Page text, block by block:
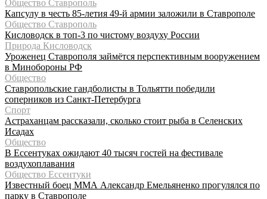
Общество Ставрополь
Капсулу в честь 85-летия 49-й армии заложили в Ставрополе
Общество Ставрополь
Кисловодск в топ-3 по чистому воздуху России
Природа Кисловодск
Уроженец Ставрополя займётся перспективным вооружением
в Минобороны РФ
Общество
Ставропольские гандболисты в Тольятти победили
соперников из Санкт-Петербурга
Спорт
Астраханцам рассказали, сколько стоит рыба в Селенских
Исадах
Общество
В Ессентуках ожидают 40 тысяч гостей на фестивале
воздухоплавания
Общество Ессентуки
Известный боец ММА Александр Емельяненко прогулялся по
парку в Ставрополе